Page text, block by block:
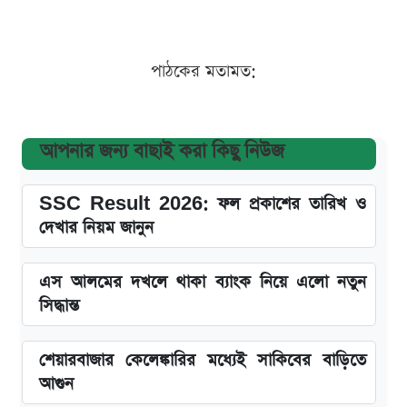
পাঠকের মতামত:
আপনার জন্য বাছাই করা কিছু নিউজ
SSC Result 2026: ফল প্রকাশের তারিখ ও
দেখার নিয়ম জানুন
এস আলমের দখলে থাকা ব্যাংক নিয়ে এলো নতুন
সিদ্ধান্ত
শেয়ারবাজার কেলেঙ্কারির মধ্যেই সাকিবের বাড়িতে
আগুন